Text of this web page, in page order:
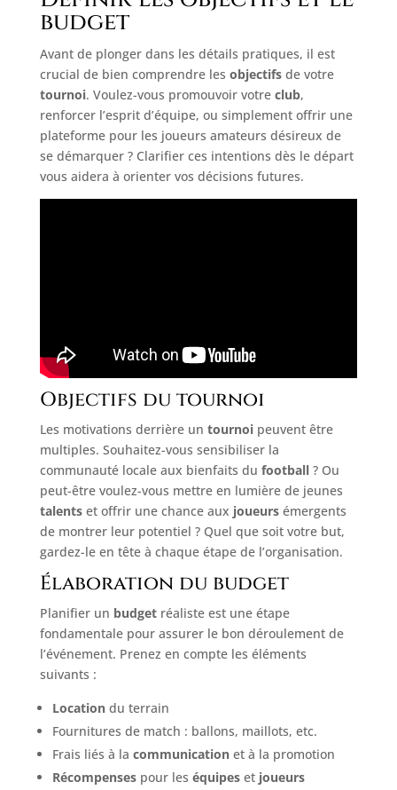
budget
Avant de plonger dans les détails pratiques, il est
crucial de bien comprendre les objectifsde votre
tournoi. Voulez-vous promouvoir votre club,
renforcer l’esprit d’équipe, ou simplement offrir une
plateforme pour les joueurs amateurs désireux de
se démarquer ? Clarifier ces intentions dès le départ
vous aidera à orienter vos décisions futures.
Objectifs du tournoi
Les motivations derrière un tournoipeuvent être
multiples. Souhaitez-vous sensibiliser la
communauté locale aux bienfaits du football? Ou
peut-être voulez-vous mettre en lumière de jeunes
talentset offrir une chance aux joueursémergents
de montrer leur potentiel ? Quel que soit votre but,
gardez-le en tête à chaque étape de l’organisation.
Élaboration du budget
Planifier un budgetréaliste est une étape
fondamentale pour assurer le bon déroulement de
l’événement. Prenez en compte les éléments
suivants :
Locationdu terrain
Fournitures de match : ballons, maillots, etc.
Frais liés à la communicationet à la promotion
Récompensespour les équipeset joueurs